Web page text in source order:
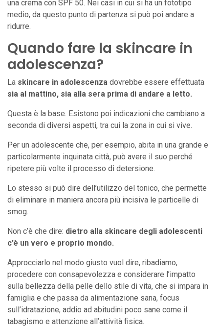
una crema con SPF 50. Nei casi in cui si ha un fototipo
medio, da questo punto di partenza si può poi andare a
ridurre.
Quando fare la skincare in
adolescenza?
La skincare in adolescenza dovrebbe essere effettuata
sia al mattino, sia alla sera prima di andare a letto.
Questa è la base. Esistono poi indicazioni che cambiano a
seconda di diversi aspetti, tra cui la zona in cui si vive.
Per un adolescente che, per esempio, abita in una grande e
particolarmente inquinata città, può avere il suo perché
ripetere più volte il processo di detersione.
Lo stesso si può dire dell’utilizzo del tonico, che permette
di eliminare in maniera ancora più incisiva le particelle di
smog.
Non c’è che dire: dietro alla skincare degli adolescenti
c’è un vero e proprio mondo.
Approcciarlo nel modo giusto vuol dire, ribadiamo,
procedere con consapevolezza e considerare l’impatto
sulla bellezza della pelle dello stile di vita, che si impara in
famiglia e che passa da alimentazione sana, focus
sull’idratazione, addio ad abitudini poco sane come il
tabagismo e attenzione all’attività fisica.